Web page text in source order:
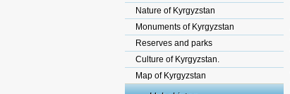
Nature of Kyrgyzstan
Monuments of Kyrgyzstan
Reserves and parks
Culture of Kyrgyzstan.
Map of Kyrgyzstan